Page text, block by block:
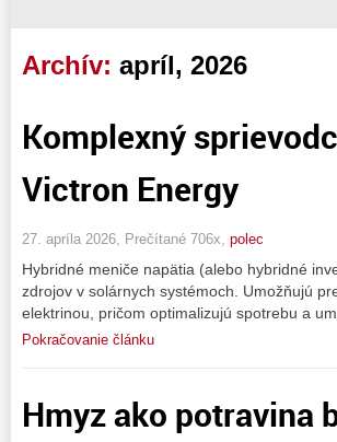
Archív: apríl, 2026
Komplexný
Victron Energy
27. apríla 2026, Prečítané 706x, polec
Hybridné meniče napätia (alebo hybridné
zdrojov v solárnych systémoch. Umožňujú
elektrinou, pričom optimalizujú spotrebu a
Pokračovanie článku
Hmyz ako potravina